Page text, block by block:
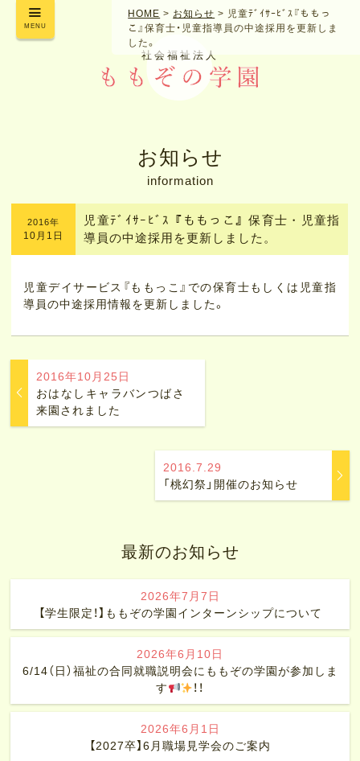
社会福祉法人
MENU
HOME > お知らせ > 児童ﾃﾞｲｻｰﾋﾞｽ『ももっ
こ』保育士・児童指導員の中途採用を更新しま
した。
お知らせ
information
2016年
10月1日
児童ﾃﾞｲｻｰﾋﾞｽ『ももっこ』保育士・児童指
導員の中途採用を更新しました。
児童デイサービス『ももっこ』での保育士もしくは児童指
導員の中途採用情報を更新しました。
2016年10月25日
おはなしキャラバンつばさ
来園されました
2016.7.29
「桃幻祭」開催のお知らせ
最新のお知らせ
2026年7月7日
【学生限定！】ももぞの学園インターンシップについて
2026年6月10日
6/14（日）福祉の合同就職説明会にももぞの学園が参加しま
す
！！
2026年6月1日
【2027卒】6月職場見学会のご案内